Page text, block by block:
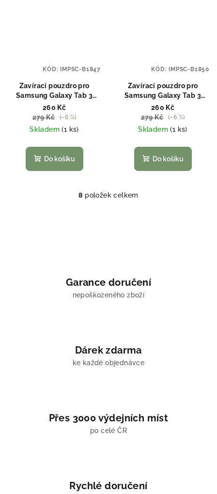
Zavírací pouzdro pro
Samsung Galaxy Tab 3
hnědé
260 Kč
279 Kč
(–6 %)
Skladem(1 ks)
Do košíku
KÓD: IMPSC-B1847
Zavírací pouzdro pro
Samsung Galaxy Tab 3
modré
260 Kč
279 Kč
(–6 %)
Skladem(1 ks)
Do košíku
KÓD: IMPSC-B1850
O
í
p
r
ý
p
8 položek celkem
Garance doručení
nepoškozeného zboží
Dárek zdarma
ke každé objednávce
Přes 3000 výdejních míst
po celé ČR
Rychlé doručení